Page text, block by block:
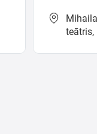
teātris,